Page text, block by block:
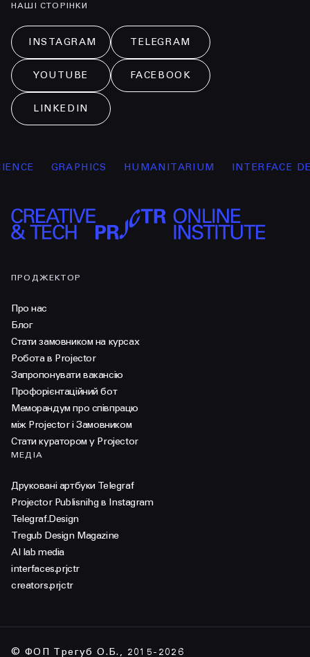
НАШІ СТОРІНКИ
INSTAGRAM TELEGRAM
YOUTUBE FACEBOOK
LINKEDIN
GRAPHICS HUMANITARIUM INTERFACE
ПРОДЖЕКТОР
Про нас
Блог
Стати замовником на курсах
Робота в Projector
Запропонувати вакансію
Профорієнтаційний бот
Меморандум про співпрацю
між Projector і Замовником
Стати куратором у Projector
МЕДІА
Друковані артбуки Telegraf
Projector Publisnihg в Instagram
Telegraf.Design
Tregub Design Magazine
AI lab media
interfaces.prjctr
creators.prjctr
© ФОП Трегуб О.Б., 2015-2026